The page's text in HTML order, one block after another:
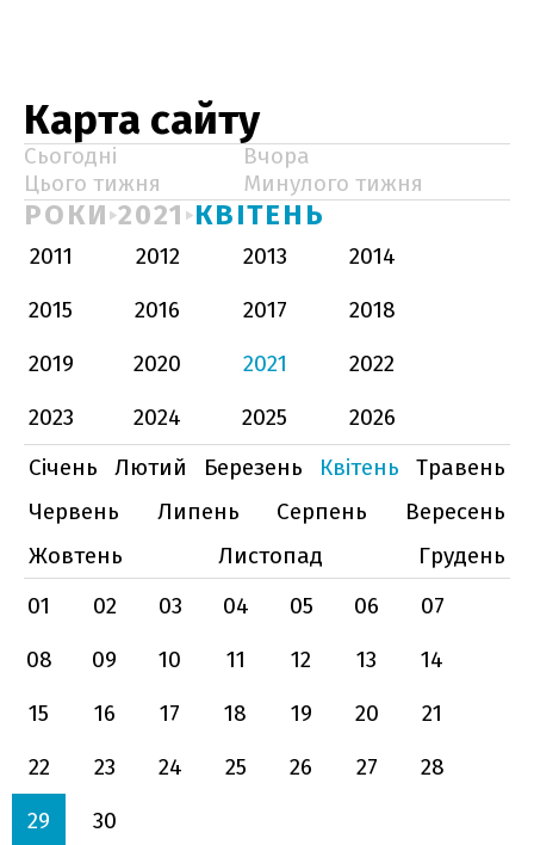
Карта сайту
Сьогодні
Вчора
Цього тижня
Минулого тижня
РОКИ 2021 КВІТЕНЬ
2011 2012 2013
2014
2015
2016 2017
2018
2019
2020 2021
2022
2023
2024 2025
2026
Січень
Лютий Березень Квітень
Травень
Червень
Липень Серпень
Вересень
Жовтень
Листопад
Грудень
01
02 03 04 05 06
07
08
09 10 11 12 13
14
15
16 17 18 19 20
21
22
23 24 25 26 27
28
29
30